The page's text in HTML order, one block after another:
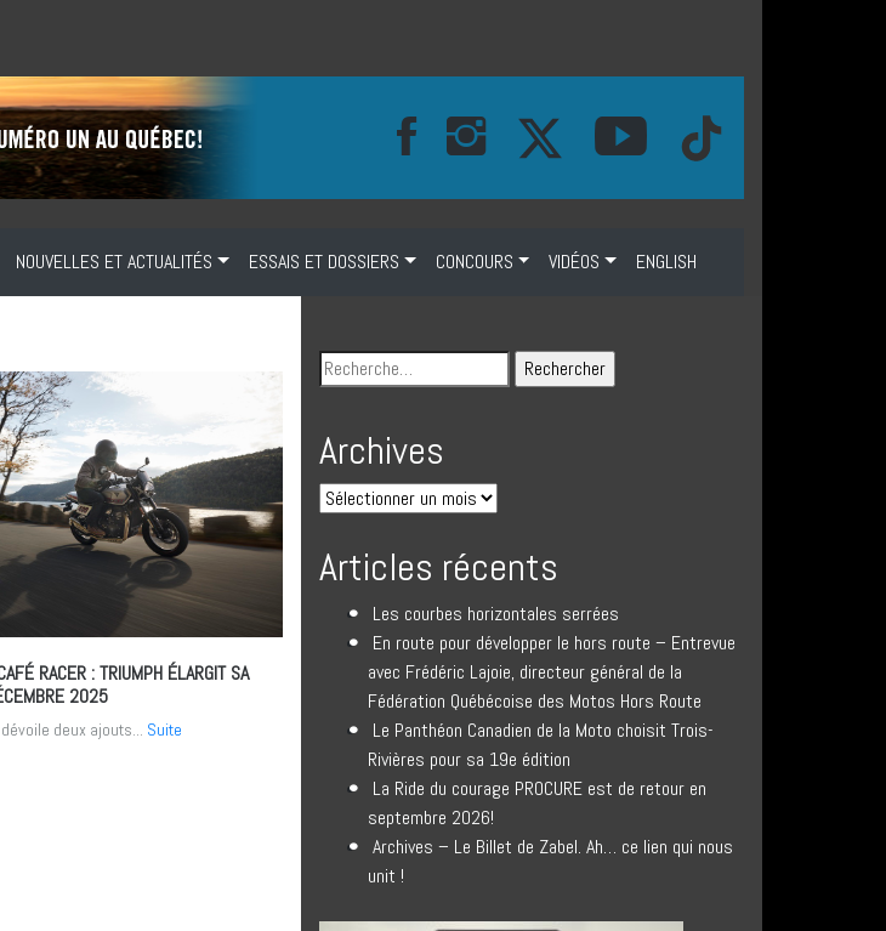
NOUVELLES ET ACTUALITÉS ESSAIS ET DOSSIERS CONCOURS VIDÉOS ENGLISH
RACER : TRIUMPH ÉLARGIT SA
2025
deux ajouts... Suite
Archives
Articles récents
Les courbes horizontales serrées
En route pour développer le hors route – Entrevue
avec Frédéric Lajoie, directeur général de la
Fédération Québécoise des Motos Hors Route
Le Panthéon Canadien de la Moto choisit Trois-
Rivières pour sa 19e édition
La Ride du courage PROCURE est de retour en
septembre 2026!
Archives – Le Billet de Zabel. Ah… ce lien qui nous
unit !